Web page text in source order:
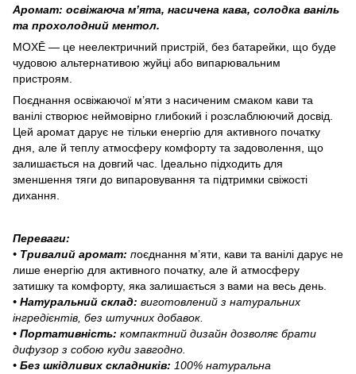
Аромат: освіжаюча м’ята, насичена кава, солодка ваніль
та прохолодний ментол.
MOXĒ — це неелектричний пристрій, без батарейки, що буде
чудовою альтернативою жуйці або випарювальним
пристроям.
Поєднання освіжаючої м’яти з насиченим смаком кави та
ванілі створює неймовірно глибокий і розслаблюючий досвід.
Цей аромат дарує не тільки енергію для активного початку
дня, але й теплу атмосферу комфорту та задоволення, що
залишається на довгий час. Ідеально підходить для
зменшення тяги до випаровування та підтримки свіжості
дихання.
Переваги:
• Тривалий аромат: поєднання м’яти, кави та ванілі дарує не
лише енергію для активного початку, але й атмосферу
затишку та комфорту, яка залишається з вами на весь день.
• Натуральний склад: виготовлений з натуральних
інгредієнтів, без штучних добавок.
• Портативність: компактний дизайн дозволяє брати
дифузор з собою куди завгодно.
• Без шкідливих складників: 100% натуральна